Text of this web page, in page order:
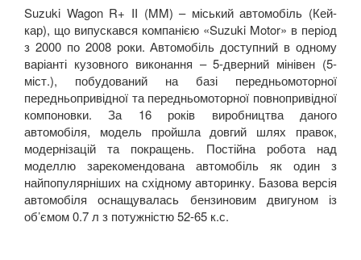
Suzuki Wagon R+ II (MM) – міський автомобіль (Кей-
кар), що випускався компанією «Suzuki Motor» в період
з 2000 по 2008 роки. Автомобіль доступний в одному
варіанті кузовного виконання – 5-дверний мінівен (5-
міст.), побудований на базі передньомоторної
передньопривідної та передньомоторної повнопривідної
компоновки. За 16 років виробництва даного
автомобіля, модель пройшла довгий шлях правок,
модернізацій та покращень. Постійна робота над
моделлю зарекомендована автомобіль як один з
найпопулярніших на східному авторинку. Базова версія
автомобіля оснащувалась бензиновим двигуном із
об’ємом 0.7 л з потужністю 52-65 к.с.